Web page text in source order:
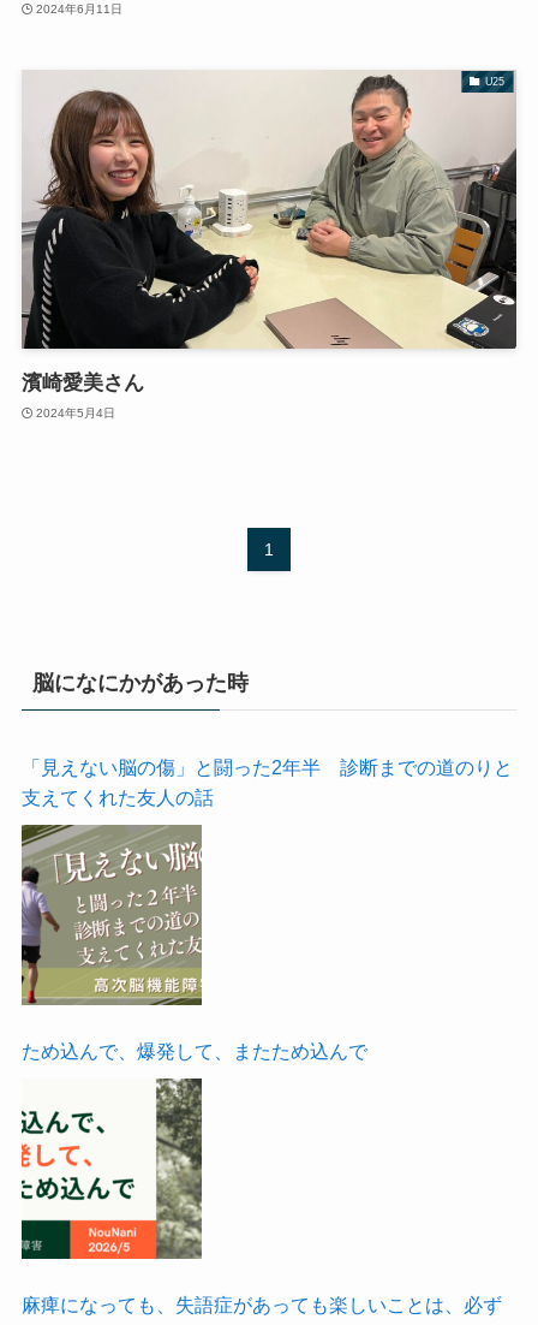
2024年6月11日
U25
濱崎愛美さん
2024年5月4日
1
脳になにかがあった時
「見えない脳の傷」と闘った2年半 診断までの道のりと
支えてくれた友人の話
ため込んで、爆発して、またため込んで
麻痺になっても、失語症があっても楽しいことは、必ず